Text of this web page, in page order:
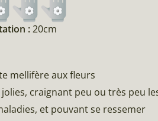
:20cm
mellifère aux fleurs
craignant peu ou très peu
et pouvant se ressemer